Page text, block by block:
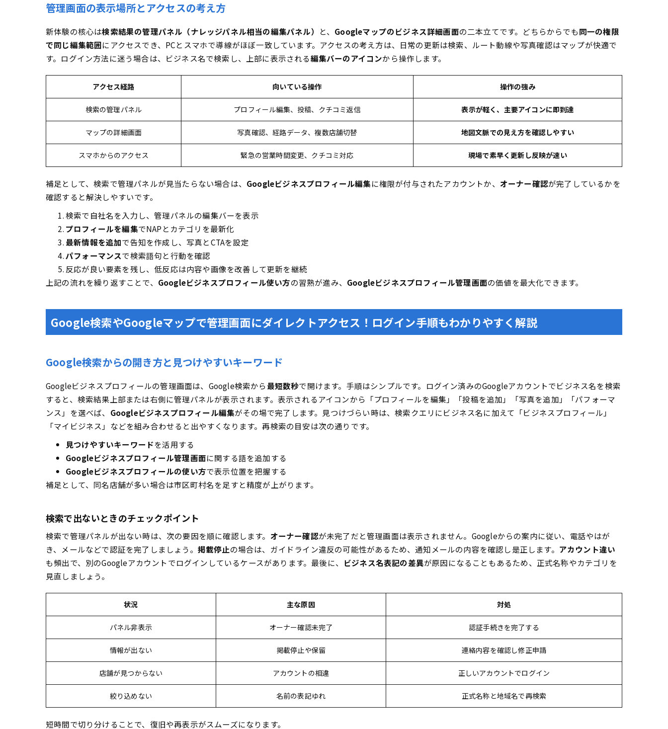
管理画面の表示場所とアクセスの考え方
新体験の核心は検索結果の管理パネル（ナレッジパネル相当の編集パネル） と、 Googleマップのビジネス詳細画面の二本立てです。どちらからでも同一の権限
で同じ編集範囲にアクセスでき、PCとスマホで導線がほぼ一致しています。アクセスの考え方は、日常の更新は検索、ルート動線や写真確認はマップが快適で
す。ログイン方法に迷う場合は、ビジネス名で検索し、上部に表示される編集バーのアイコンから操作します。
アクセス経路 向いている操作 操作の強み
検索の管理パネル プロフィール編集、投稿、クチコミ返信 表示が軽く、主要アイコンに即到達
マップの詳細画面 写真確認、経路データ、複数店舗切替 地図文脈での見え方を確認しやすい
スマホからのアクセス 緊急の営業時間変更、クチコミ対応 現場で素早く更新し反映が速い
補足として、検索で管理パネルが見当たらない場合は、 Googleビジネスプロフィール編集に権限が付与されたアカウントか、 オーナー確認が完了しているかを
確認すると解決しやすいです。
検索で自社名を入力し、管理パネルの編集バーを表示
プロフィールを編集でNAPとカテゴリを最新化
最新情報を追加で告知を作成し、写真とCTAを設定
パフォーマンスで検索語句と行動を確認
反応が良い要素を残し、低反応は内容や画像を改善して更新を継続
上記の流れを繰り返すことで、 Googleビジネスプロフィール使い方の習熟が進み、 Googleビジネスプロフィール管理画面の価値を最大化できます。
Google検索やGoogleマップで管理画面にダイレクトアクセス！ログイン手順もわかりやすく解説
Google検索からの開き方と見つけやすいキーワード
Googleビジネスプロフィールの管理画面は、Google検索から 最短数秒で開けます。手順はシンプルです。ログイン済みのGoogleアカウントでビジネス名を検索
すると、検索結果上部または右側に管理パネルが表示されます。表示されるアイコンから「プロフィールを編集」「投稿を追加」「写真を追加」「パフォーマ
ンス」を選べば、 Googleビジネスプロフィール編集がその場で完了します。見つけづらい時は、検索クエリにビジネス名に加えて「ビジネスプロフィール」
「マイビジネス」などを組み合わせると出やすくなります。再検索の目安は次の通りです。
見つけやすいキーワードを活用する
Googleビジネスプロフィール管理画面に関する語を追加する
Googleビジネスプロフィールの使い方で表示位置を把握する
補足として、同名店舗が多い場合は市区町村名を足すと精度が上がります。
検索で出ないときのチェックポイント
検索で管理パネルが出ない時は、次の要因を順に確認します。 オーナー確認が未完了だと管理画面は表示されません。Googleからの案内に従い、電話やはが
き、メールなどで認証を完了しましょう。 掲載停止の場合は、ガイドライン違反の可能性があるため、通知メールの内容を確認し是正します。 アカウント違い
も頻出で、別のGoogleアカウントでログインしているケースがあります。最後に、 ビジネス名表記の差異が原因になることもあるため、正式名称やカテゴリを
見直しましょう。
状況 主な原因 対処
パネル非表示 オーナー確認未完了 認証手続きを完了する
情報が出ない 掲載停止や保留 連絡内容を確認し修正申請
店舗が見つからない アカウントの相違 正しいアカウントでログイン
絞り込めない 名前の表記ゆれ 正式名称と地域名で再検索
短時間で切り分けることで、復旧や再表示がスムーズになります。